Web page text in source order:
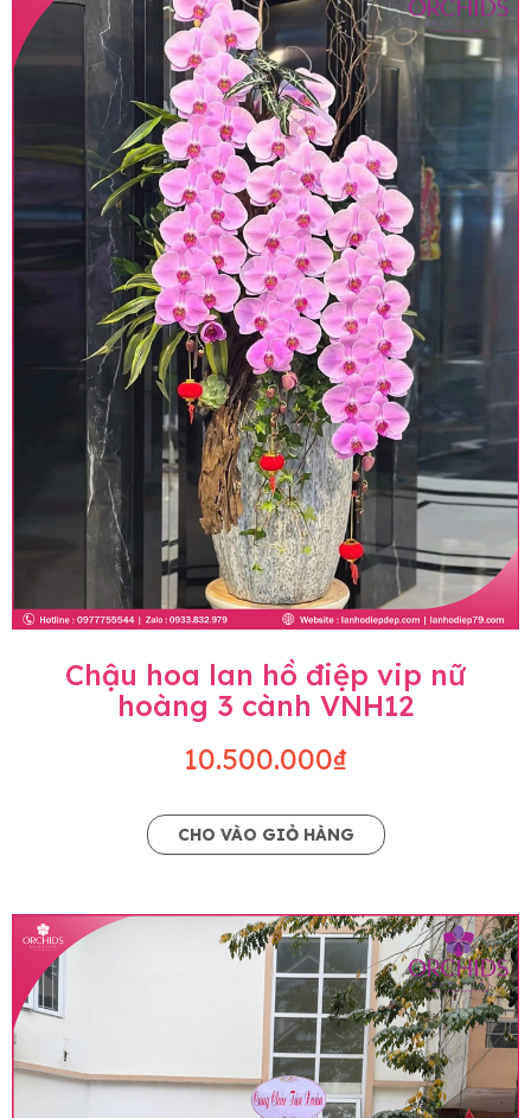
Chậu hoa lan hồ điệp vip nữ
hoàng 3 cành VNH12
10.500.000₫
CHO VÀO GIỎ HÀNG